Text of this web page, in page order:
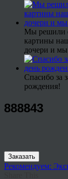
Мы решили
картины
дочери и
Спасибо за
рождения!
888843
Заказать
Рекомендуем: